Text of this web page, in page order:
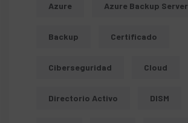
Azure Azure Backup Server
Backup Certificado
Ciberseguridad Cloud
Directorio Activo DISM